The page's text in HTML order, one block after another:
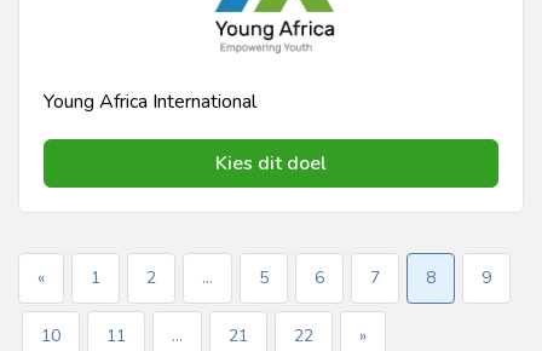
Young Africa International
Kies dit doel
« 1 2 ... 5 6 7 8 9
10 11 ... 21 22 »